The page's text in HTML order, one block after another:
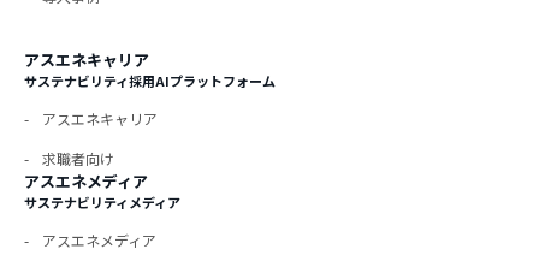
アスエネキャリア
サステナビリティ採用AIプラットフォーム
アスエネキャリア
求職者向け
アスエネメディア
サステナビリティメディア
アスエネメディア